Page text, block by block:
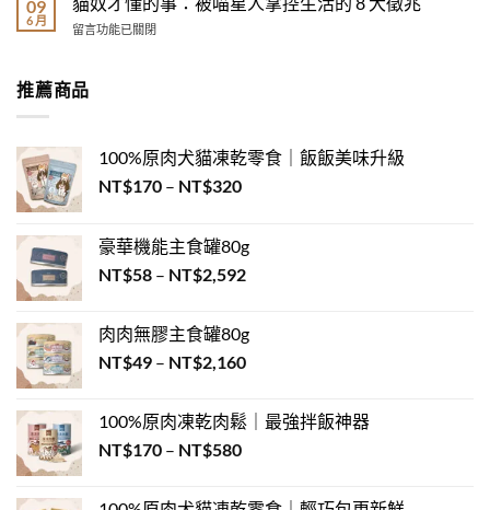
睡
姿
在
說
話！〉
中
分
鐘
你
的
格
配
對！》〉
品
種
貓
敏
救
星〉
中
凍
乾
麼?
搞
懂
毛
孩
食
擇〉
09
6 月
在
才
懂
喵
星
人
掌
活
8
大
兆〉
留言功能已關閉
推薦商品
100%原肉犬貓凍乾零食｜飯飯美味升級
NT$170 – NT$320價
圍：
NT$170
豪華機能主食罐80g
NT$58 – NT$2,592價
圍：
NT$58
NT$2,592
肉肉無膠主食罐80g
NT$49 – NT$2,160價
圍：
NT$2,160
100%原肉凍乾肉鬆｜最強拌飯神器
NT$170 – NT$580價